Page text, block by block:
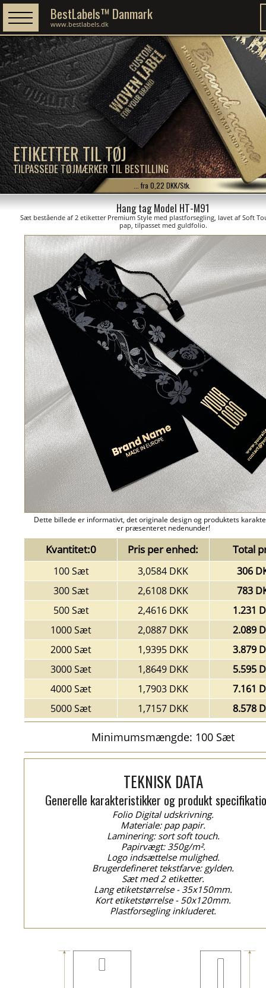
ETIKETTER TIL TØJ
TILPASSEDE TØJMÆRKER TIL BESTILLING
BestLabels™ Danmark
www.bestlabels.dk
... fra 0,22 DKK/Stk.
Hang tag Model HT-M91
Sæt bestående af 2 etiketter Premium Style med plastforsegling, lavet af Soft
pap, tilpasset med guldfolio.
Dette billede er informativt, det originale design og produktets
er præsenteret nedenunder!
Kvantitet:0 Pris per enhed: Total
100 Sæt 3,0584 DKK
306
300 Sæt
2,6108 DKK
783
500 Sæt
2,4616 DKK
1.231
1000 Sæt
2,0887 DKK
2.089
2000 Sæt
1,9395 DKK
3.879
3000 Sæt
1,8649 DKK
5.595
4000 Sæt
1,7903 DKK
7.161
5000 Sæt
1,7157 DKK 8.578
Minimumsmængde: 100 Sæt
TEKNISK DATA
Generelle karakteristikker og produkt
Folio Digital udskrivning.
Materiale: pap papir.
Laminering: sort soft touch.
Papirvægt: 350g/m².
Logo indsættelse mulighed.
Brugerdefineret tekstfarve: gylden.
Sæt med 2 etiketter.
Lang etiketstørrelse - 35x150mm.
Kort etiketstørrelse - 50x120mm.
Plastforsegling inkluderet.